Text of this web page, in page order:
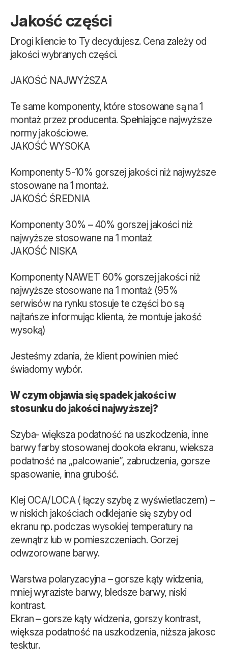
Jakość części
Drogi kliencie to Ty decydujesz. Cena zależy od
jakości wybranych części.
JAKOŚĆ NAJWYŻSZA
Te same komponenty, które stosowane są na 1
montaż przez producenta. Spełniające najwyższe
normy jakościowe.
JAKOŚĆ WYSOKA
Komponenty 5-10% gorszej jakości niż najwyższe
stosowane na 1 montaż.
JAKOŚĆ ŚREDNIA
Komponenty 30% – 40% gorszej jakości niż
najwyższe stosowane na 1 montaż
JAKOŚĆ NISKA
Komponenty NAWET 60% gorszej jakości niż
najwyższe stosowane na 1 montaż (95%
serwisów na rynku stosuje te części bo są
najtańsze informując klienta, że montuje jakość
wysoką)
Jesteśmy zdania, że klient powinien mieć
świadomy wybór.
W czym objawia się spadek jakości w
stosunku do jakości najwyższej?
Szyba- większa podatność na uszkodzenia, inne
barwy farby stosowanej dookoła ekranu, wieksza
podatność na „palcowanie”, zabrudzenia, gorsze
spasowanie, inna grubość.
Klej OCA/LOCA ( łączy szybę z wyświetlaczem) –
w niskich jakościach odklejanie się szyby od
ekranu np. podczas wysokiej temperatury na
zewnątrz lub w pomieszczeniach. Gorzej
odwzorowane barwy.
Warstwa polaryzacyjna – gorsze kąty widzenia,
mniej wyraziste barwy, bledsze barwy, niski
kontrast.
Ekran – gorsze kąty widzenia, gorszy kontrast,
większa podatność na uszkodzenia, niższa jakosc
tesktur.